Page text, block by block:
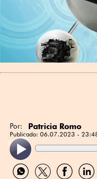
Por: Patricia Romo
Publicado: 06.07.2023 -
Compartir
por
Compartir
por
Compartir
por
por